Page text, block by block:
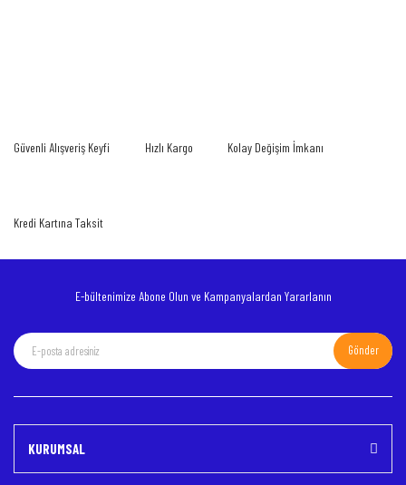
Ürün açıklamasında eksik bilgiler bulunuyor.
Güvenli Alışveriş Keyfi Hızlı Kargo Kolay Değişim İmkanı
Kredi Kartına Taksit
E-bültenimize Abone Olun ve Kampanyalardan Yararlanın
Gönder
KURUMSAL